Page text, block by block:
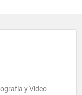
y Video